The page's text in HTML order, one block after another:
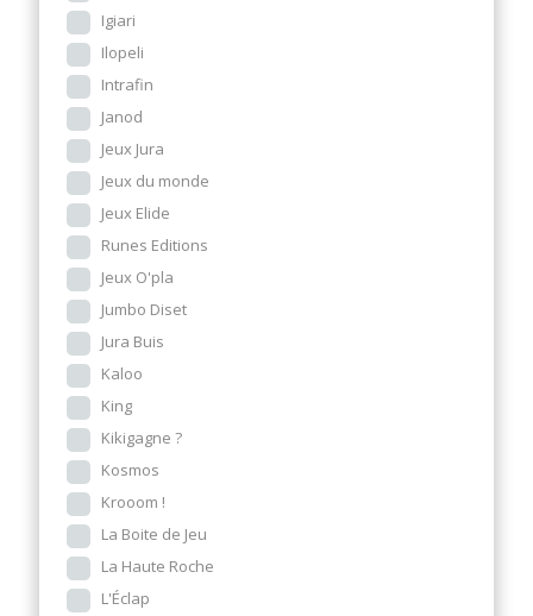
Igiari
Ilopeli
Intrafin
Janod
Jeux Jura
Jeux du monde
Jeux Elide
Runes Editions
Jeux O'pla
Jumbo Diset
Jura Buis
Kaloo
King
Kikigagne ?
Kosmos
Krooom !
La Boite de Jeu
La Haute Roche
L'Éclap